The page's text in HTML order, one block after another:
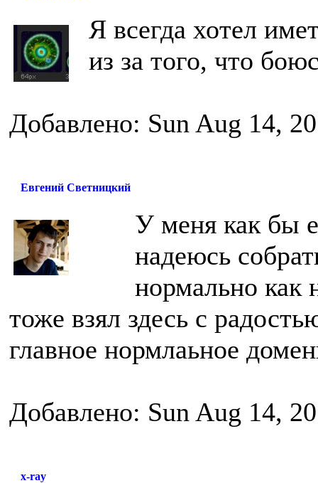
Я всегда хотел
из за того, что
Добавлено: Sun Aug 14,
Евгений Светницкий
У меня как бы
надеюсь
нормально как
тоже взял здесь с
главное нормлаьное
Добавлено: Sun Aug 14,
x-ray